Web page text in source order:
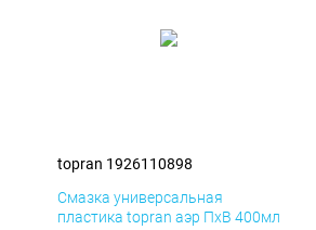
topran 1926110898
Смазка универсальная
пластика topran аэр ПхВ 400мл